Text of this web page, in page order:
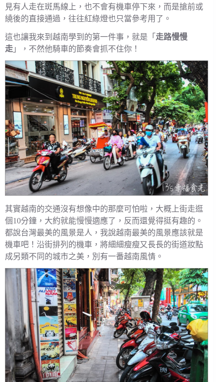
見有人走在斑馬線上，也不會有機車停下來，而是搶前或
繞後的直接通過，往往紅綠燈也只當參考用了。
這也讓我來到越南學到的第一件事，就是「 走路慢慢
走 」，不然他騎車的節奏會抓不住你！
其實越南的交通沒有想像中的那麼可怕啦，大概上街走逛
個10分鐘，大約就能慢慢適應了，反而還覺得挺有趣的。
都說台灣最美的風景是人，我說越南最美的風景應該就是
機車吧！沿街排列的機車，將細細瘦瘦又長長的街道妝點
成另類不同的城市之美，別有一番越南風情。